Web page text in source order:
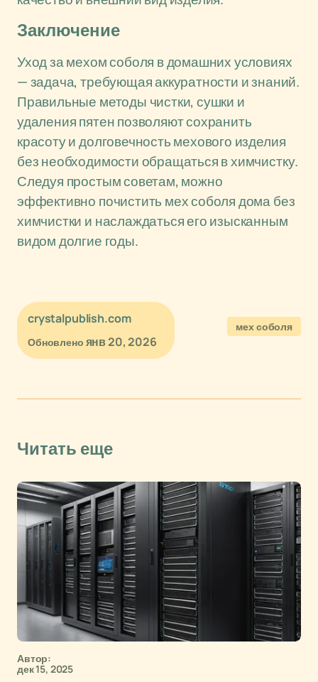
Заключение
Уход за мехом соболя в домашних условиях
— задача, требующая аккуратности и знаний.
Правильные методы чистки, сушки и
удаления пятен позволяют сохранить
красоту и долговечность мехового изделия
без необходимости обращаться в химчистку.
Следуя простым советам, можно
эффективно почистить мех соболя дома без
химчистки и наслаждаться его изысканным
видом долгие годы.
crystalpublish.com
Обновлено янв 20, 2026
мех соболя
Читать еще
Автор:
дек 15, 2025